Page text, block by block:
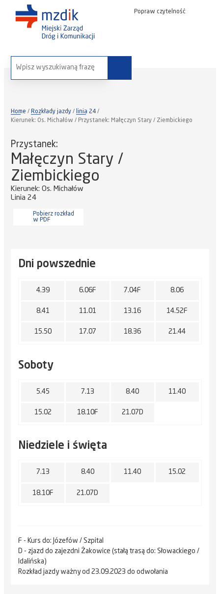
Popraw czytelność
wyszukaj na stronie:
Home Rozkłady jazdy
linia 24
Kierunek: Os. Michałów / Przystanek: Małęczyn Stary / Ziembickiego
Przystanek:
Małęczyn Stary /
Ziembickiego
Kierunek: Os. Michałów
Linia 24
Pobierz rozkład
w PDF
Dni powszednie
4.39 6.06F 7.04F 8.06
8.41 11.01 13.16 14.52F
15.50 17.07 18.36 21.44
Soboty
5.45 7.13 8.40 11.40
15.02 18.10F 21.07D
Niedziele i święta
7.13 8.40 11.40 15.02
18.10F 21.07D
F - Kurs do: Józefów / Szpital
D - zjazd do zajezdni Żakowice (stałą trasą do: Słowackiego /
Idalińska)
Rozkład jazdy ważny od 23.09.2023 do odwołania